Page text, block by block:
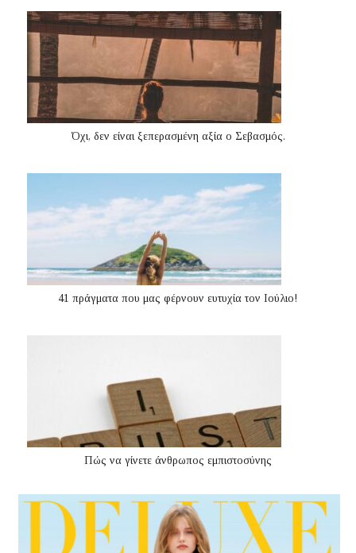
Όχι, δεν είναι ξεπερασμένη αξία ο Σεβασμός.
41 πράγματα που μας φέρνουν ευτυχία τον Ιούλιο!
Πώς να γίνετε άνθρωπος εμπιστοσύνης